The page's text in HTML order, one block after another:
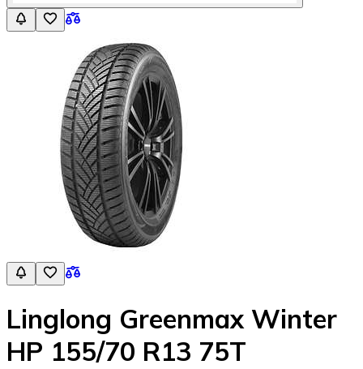
Linglong Greenmax Winter
HP 155/70 R13 75T